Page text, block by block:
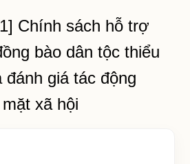
Chính sách hỗ trợ
bào dân tộc thiểu
đánh giá tác động
xã hội